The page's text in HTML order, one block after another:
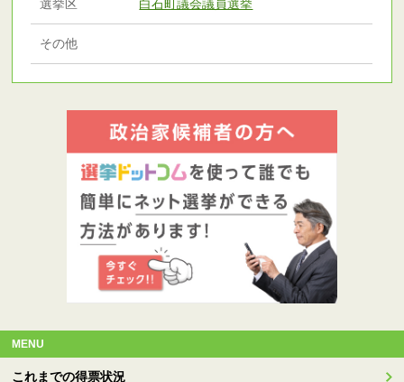
選挙区 白石町議会議員選挙
その他
MENU
これまでの得票状況